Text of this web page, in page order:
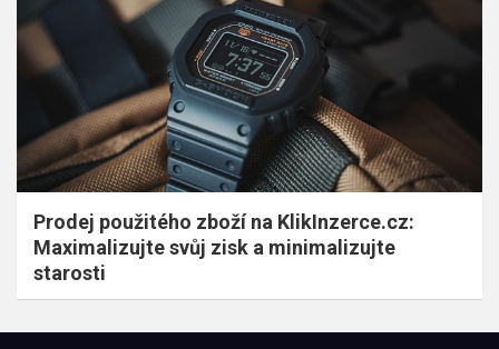
Prodej použitého zboží na KlikInzerce.cz:
Maximalizujte svůj zisk a minimalizujte
starosti